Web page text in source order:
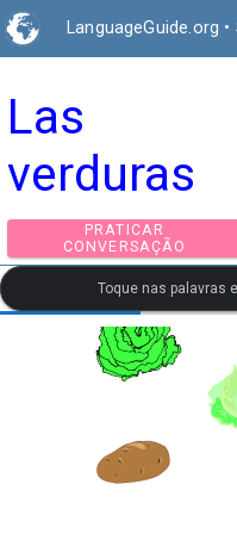
LanguageGuide.org •
Las
verduras
PRATICAR
CONVERSAÇÃO
Toque nas palavras